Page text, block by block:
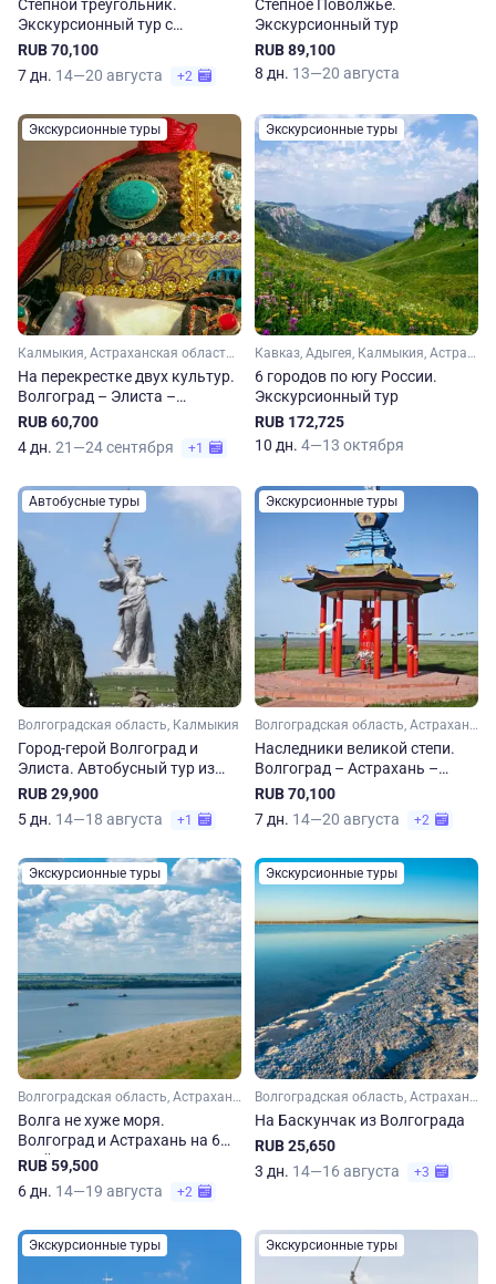
Степной треугольник.
Экскурсионный тур с
посещением Волгограда,
RUB 70,100
7 дн. 14—20 августа +2
Степное Поволжье.
Экскурсионный тур
RUB 89,100
8 дн. 13—20 августа
Экскурсионные туры
Калмыкия, Астраханская область, Волгоградская область
На перекрестке двух культур.
Волгоград – Элиста –
Астрахань за 4 дня
RUB 60,700
4 дн. 21—24 сентября +1
Экскурсионные туры
Кавказ, Адыгея, Калмыкия, Астраханская область, Краснодарский край, Волгоградская область, Ставропольский край
6 городов по югу России.
Экскурсионный тур
RUB 172,725
10 дн. 4—13 октября
Автобусные туры
Волгоградская область, Калмыкия
Город-герой Волгоград и
Элиста. Автобусный тур из
Перми
RUB 29,900
5 дн. 14—18 августа +1
Экскурсионные туры
Волгоградская область, Астраханская область, Калмыкия
Наследники великой степи.
Волгоград – Астрахань –
Элиста
RUB 70,100
7 дн. 14—20 августа +2
Экскурсионные туры
Волгоградская область, Астраханская область
Волга не хуже моря.
Волгоград и Астрахань на 6
дней
RUB 59,500
6 дн. 14—19 августа +2
Экскурсионные туры
Волгоградская область, Астраханская область
На Баскунчак из Волгограда
RUB 25,650
3 дн. 14—16 августа +3
Экскурсионные туры Экскурсионные туры